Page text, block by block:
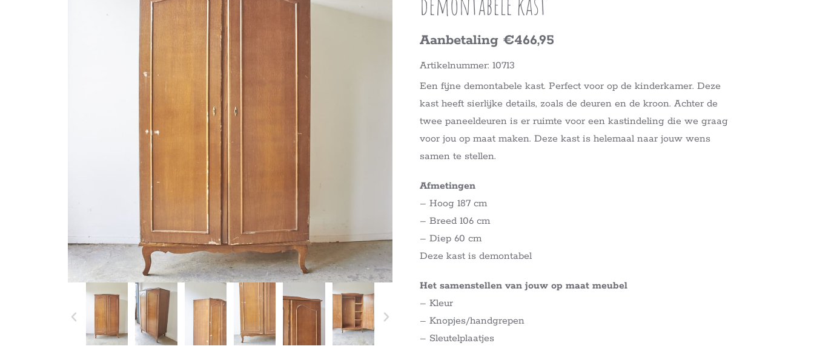
Aanbetaling €466,95
Artikelnummer: 10713
Een fijne demontabele kast. Perfect voor op de kinderkamer. Deze
kast heeft sierlijke details, zoals de deuren en de kroon. Achter de
twee paneeldeuren is er ruimte voor een kastindeling die we graag
voor jou op maat maken. Deze kast is helemaal naar jouw wens
samen te stellen.
Afmetingen
– Hoog 187 cm
– Breed 106 cm
– Diep 60 cm
Deze kast is demontabel
Het samenstellen van jouw op maat meubel
– Kleur
– Knopjes/handgrepen
– Sleutelplaatjes